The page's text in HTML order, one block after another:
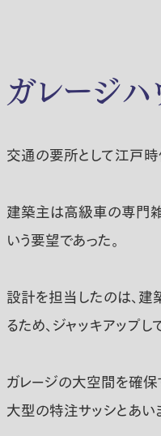
ガレージ
交通の要所として江戸時
建築主は高級車の専門雑
いう要望であった。
設計を担当したのは、建
るため、ジャッキアップ
ガレージの大空間を確保
大型の特注サッシとあい